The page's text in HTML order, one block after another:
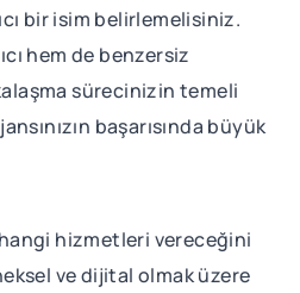
bir isim belirlemelisiniz.
hem de benzersiz
sürecinizin temeli
başarısında büyük
hangi hizmetleri vereceğini
ve dijital olmak üzere